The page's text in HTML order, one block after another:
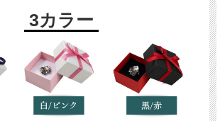
3カラー